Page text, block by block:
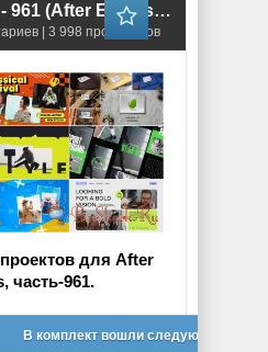
VideoHivePack - 961 (After Effects Projects Pack)
| 3 998 просмотров
для After
часть-961.
В комплект вошли следующие